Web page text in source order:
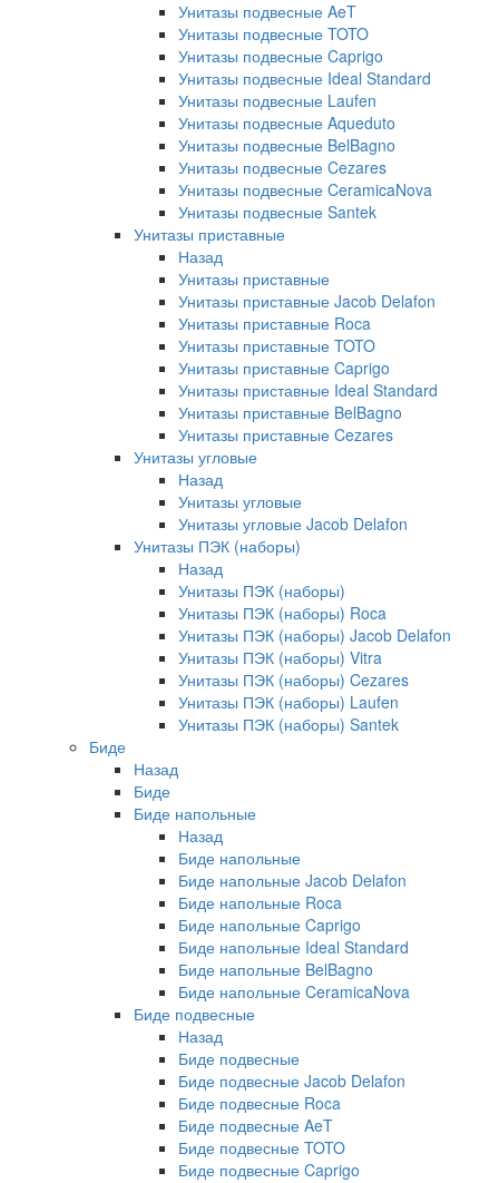
Унитазы подвесные AeT
Унитазы подвесные TOTO
Унитазы подвесные Caprigo
Унитазы подвесные Ideal Standard
Унитазы подвесные Laufen
Унитазы подвесные Aqueduto
Унитазы подвесные BelBagno
Унитазы подвесные Cezares
Унитазы подвесные CeramicaNova
Унитазы подвесные Santek
Унитазы приставные
Назад
Унитазы приставные
Унитазы приставные Jacob Delafon
Унитазы приставные Roca
Унитазы приставные TOTO
Унитазы приставные Caprigo
Унитазы приставные Ideal Standard
Унитазы приставные BelBagno
Унитазы приставные Cezares
Унитазы угловые
Назад
Унитазы угловые
Унитазы угловые Jacob Delafon
Унитазы ПЭК (наборы)
Назад
Унитазы ПЭК (наборы)
Унитазы ПЭК (наборы) Roca
Унитазы ПЭК (наборы) Jacob Delafon
Унитазы ПЭК (наборы) Vitra
Унитазы ПЭК (наборы) Cezares
Унитазы ПЭК (наборы) Laufen
Унитазы ПЭК (наборы) Santek
Биде
Назад
Биде
Биде напольные
Назад
Биде напольные
Биде напольные Jacob Delafon
Биде напольные Roca
Биде напольные Caprigo
Биде напольные Ideal Standard
Биде напольные BelBagno
Биде напольные CeramicaNova
Биде подвесные
Назад
Биде подвесные
Биде подвесные Jacob Delafon
Биде подвесные Roca
Биде подвесные AeT
Биде подвесные TOTO
Биде подвесные Caprigo